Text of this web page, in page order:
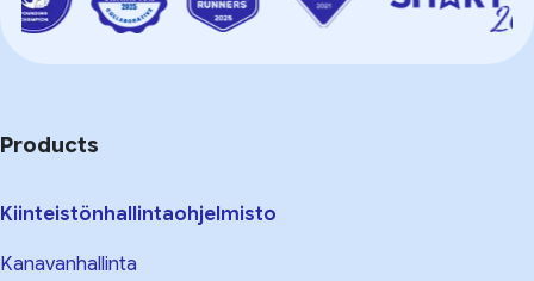
Products
Kiinteistönhallintaohjelmisto
Kanavanhallinta